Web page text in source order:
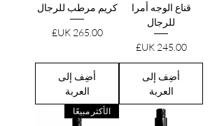
قناع الوجه أمرا
للرجال
السعر‏245.00 UK£
أضِف إلى
العربة
كريم مرطب للرجال
السعر‏265.00 UK£
أضِف إلى
العربة
الأكثر مبيعًا